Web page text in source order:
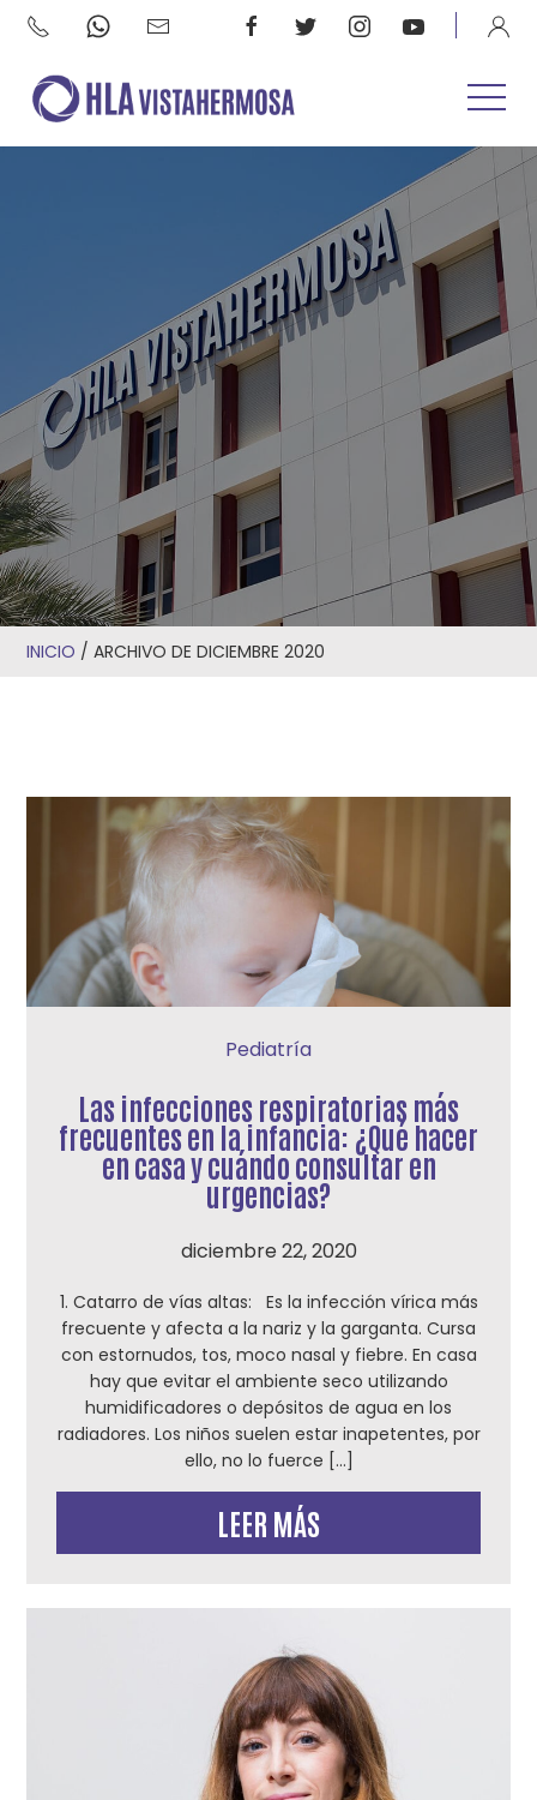
INICIO /ARCHIVO DE DICIEMBRE 2020
Pediatría
Las infecciones respiratorias más
frecuentes en la infancia: ¿Qué hacer
en casa y cuándo consultar en
urgencias?
diciembre 22, 2020
1. Catarro de vías altas: Es la infección vírica más
frecuente y afecta a la nariz y la garganta. Cursa
con estornudos, tos, moco nasal y fiebre. En casa
hay que evitar el ambiente seco utilizando
humidificadores o depósitos de agua en los
radiadores. Los niños suelen estar inapetentes, por
ello, no lo fuerce […]
LEER MÁS